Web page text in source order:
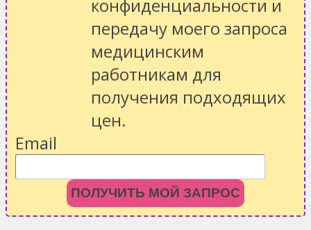
конфиденциальности и
передачу моего запроса
медицинским
работникам для
получения подходящих
цен.
Email
ПОЛУЧИТЬ МОЙ ЗАПРОС